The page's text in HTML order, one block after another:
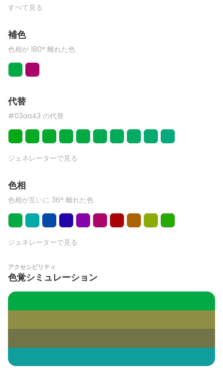
すべて見る
補色
色相が 180° 離れた色
代替
#03aa43 の代替
ジェネレーターで見る
色相
色相が互いに 36° 離れた色
ジェネレーターで見る
アクセシビリティ
色覚シミュレーション